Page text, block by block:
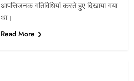
आपत्तिजनक गतिविधियां करते हुए दिखाया गया
था।
Read More